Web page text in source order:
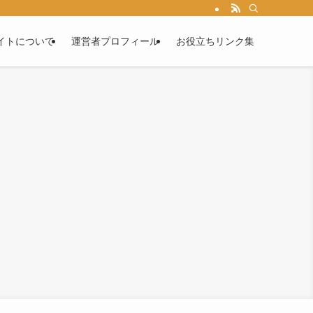
トについて 運営者プロフィール お役立ちリンク集